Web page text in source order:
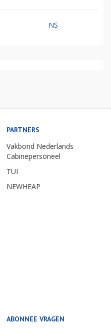
NS
PARTNERS
Vakbond Nederlands
Cabinepersoneel
TUI
NEWHEAP
ABONNEE VRAGEN